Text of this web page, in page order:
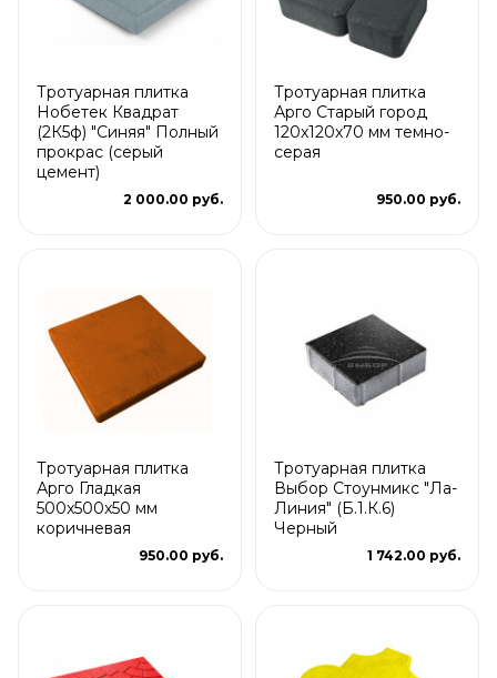
Тротуарная плитка
Нобетек Квадрат
(2К5ф) "Синяя" Полный
прокрас (серый
цемент)
2 000.00 руб.
Тротуарная плитка
Арго Старый город
120x120x70 мм темно-
серая
950.00 руб.
Тротуарная плитка
Арго Гладкая
500x500x50 мм
коричневая
950.00 руб.
Тротуарная плитка
Выбор Стоунмикс "Ла-
Линия" (Б.1.К.6)
Черный
1 742.00 руб.